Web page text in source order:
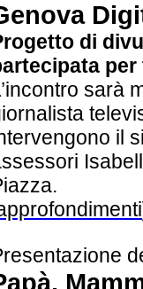
di
sarà
il